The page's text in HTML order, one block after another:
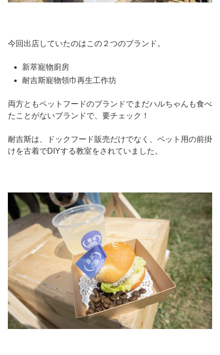
今回出店していたのはこの２つのブランド。
新萃寵物廚房
耐吉斯寵物領巾再生工作坊
両方ともペットフードのブランドでまだハルちゃんも食べ
たことがないブランドで、要チェック！
耐吉斯は、ドックフード販売だけでなく、ペット用の前掛
けを古着でDIYする教室をされていました。